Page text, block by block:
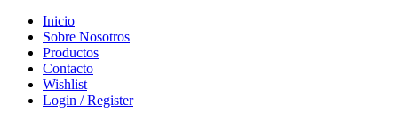
Inicio
Sobre Nosotros
Productos
Contacto
Wishlist
Login / Register